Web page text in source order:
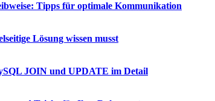
Tipps für optimale Kommunikation
Lösung wissen musst
JOIN und UPDATE im Detail